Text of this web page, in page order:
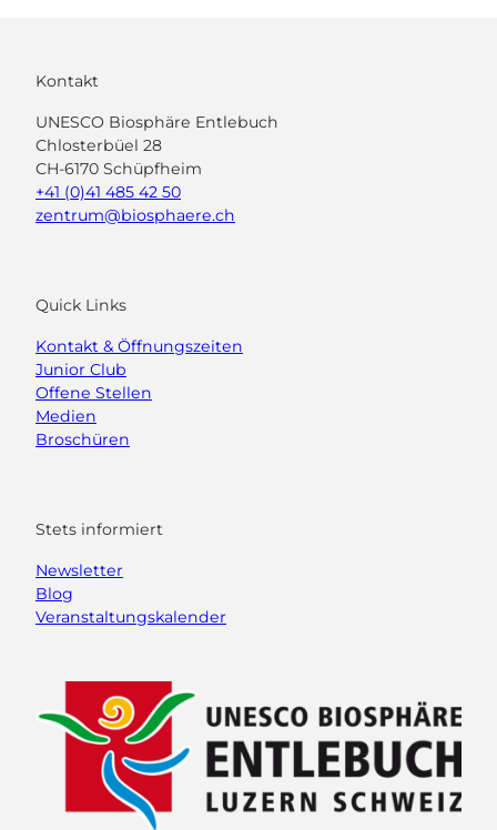
Kontakt
UNESCO Biosphäre Entlebuch
Chlosterbüel 28
CH-6170 Schüpfheim
+41 (0)41 485 42 50
zentrum@biosphaere.ch
Quick Links
Kontakt & Öffnungszeiten
Junior Club
Offene Stellen
Medien
Broschüren
Stets informiert
Newsletter
Blog
Veranstaltungskalender